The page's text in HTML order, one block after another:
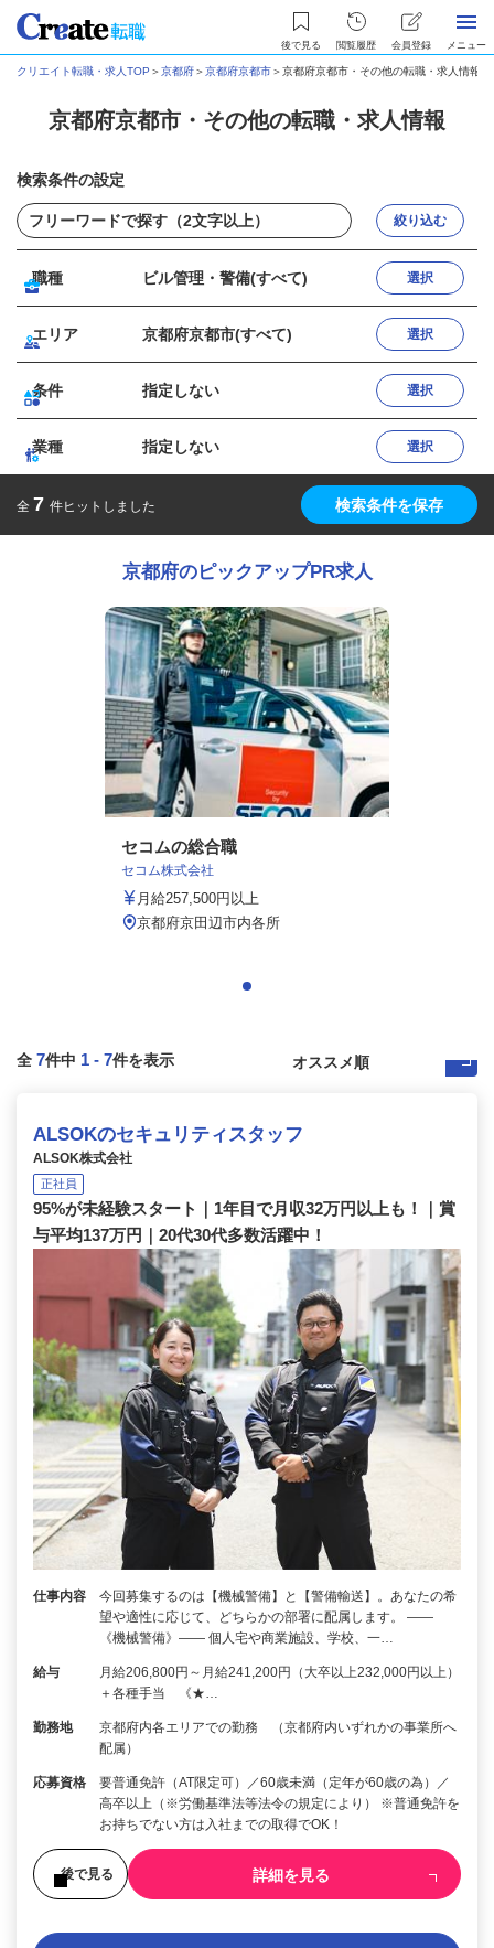
後で見る 閲覧履歴 会員登録 メニュー
クリエイト転職・求人TOP ＞京都府＞京都府京都市＞京都府京都市・その他の転職・求人情報
京都府京都市・その他の転職・求人情報
検索条件の設定
絞り込む
職種 ビル管理・警備(すべて) 選択
エリア 京都府京都市(すべて) 選択
条件 指定しない 選択
業種 指定しない 選択
全 7 件ヒットしました 検索条件を保存
京都府のピックアップPR求人
セコムの総合職
セコム株式会社
月給257,500円以上
京都府京田辺市内各所
全 7件中 1 - 7件を表示
ALSOKのセキュリティスタッフ
ALSOK株式会社
正社員
95%が未経験スタート｜1年目で月収32万円以上も！｜賞
与平均137万円｜20代30代多数活躍中！
仕事内容
今回募集するのは【機械警備】と【警備輸送】。あなたの希
望や適性に応じて、どちらかの部署に配属します。 ――
《機械警備》―― 個人宅や商業施設、学校、一…
給与
月給206,800円～月給241,200円（大卒以上232,000円以上）
＋各種手当 《★…
勤務地
京都府内各エリアでの勤務 （京都府内いずれかの事業所へ
配属）
応募資格
要普通免許（AT限定可）／60歳未満（定年が60歳の為）／
高卒以上（※労働基準法等法令の規定により） ※普通免許を
お持ちでない方は入社までの取得でOK！
後で見る 詳細を見る